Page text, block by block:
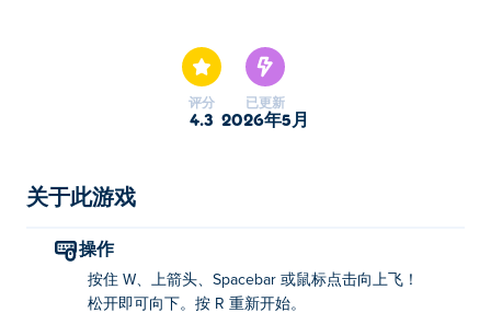
适合喜欢挑战的玩家！
躲避尖刺、旋转障碍物和墙壁，确保自身安全。你甚至可
的地方。你能全部收集到吗？
我该如何玩《霓虹挑战传奇》？
向上移动：按住 W 键、向上箭头键、空格键或单
评分
4.3
已更新
2026年5月
关于此游戏
操作
按住 W、上箭头、Spacebar 或鼠标点击向上飞！
松开即可向下。按 R 重新开始。